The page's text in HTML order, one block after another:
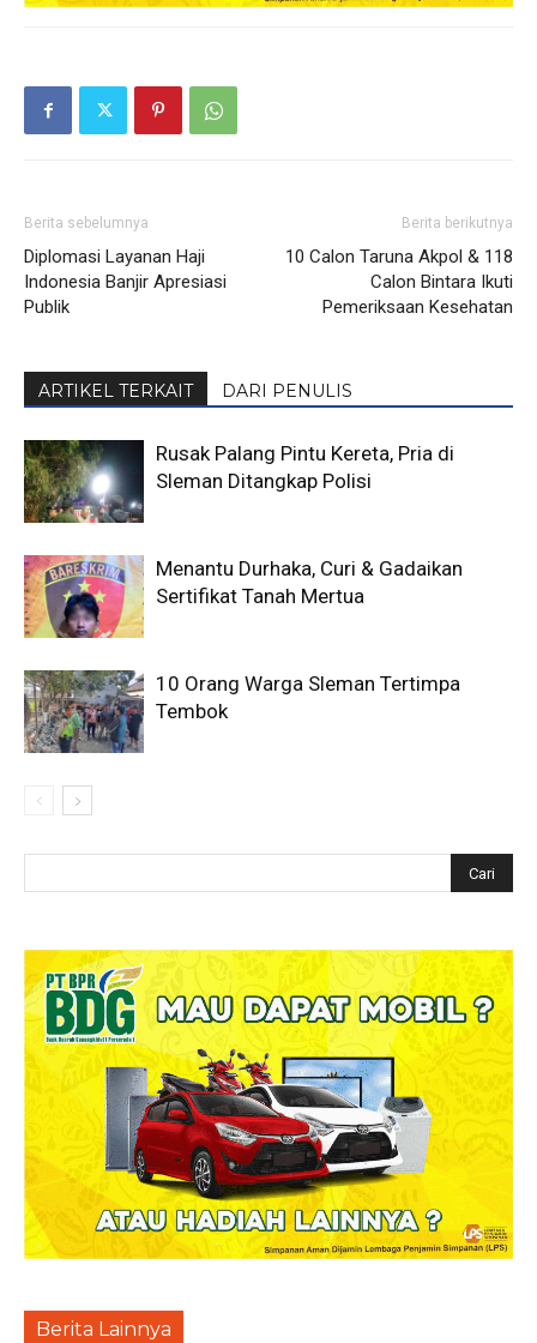
Berita sebelumnya
Diplomasi Layanan Haji
Indonesia Banjir Apresiasi
Publik
Berita berikutnya
10 Calon Taruna Akpol & 118
Calon Bintara Ikuti
Pemeriksaan Kesehatan
ARTIKEL TERKAIT DARI PENULIS
Rusak Palang Pintu Kereta, Pria di
Sleman Ditangkap Polisi
Menantu Durhaka, Curi & Gadaikan
Sertifikat Tanah Mertua
10 Orang Warga Sleman Tertimpa
Tembok
Berita Lainnya